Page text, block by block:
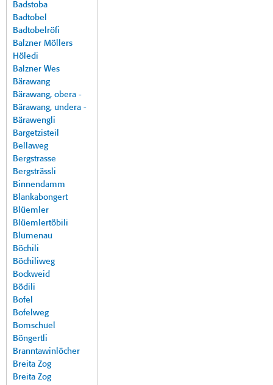
Badstoba
Badtobel
Badtobelröfi
Balzner Möllers
Höledi
Balzner Wes
Bärawang
Bärawang, obera -
Bärawang, undera -
Bärawengli
Bargetzisteil
Bellaweg
Bergstrasse
Bergsträssli
Binnendamm
Blankabongert
Blüemler
Blüemlertöbili
Blumenau
Böchili
Böchiliweg
Bockweid
Bödili
Bofel
Bofelweg
Bomschuel
Böngertli
Branntawinlöcher
Breita Zog
Breita Zog